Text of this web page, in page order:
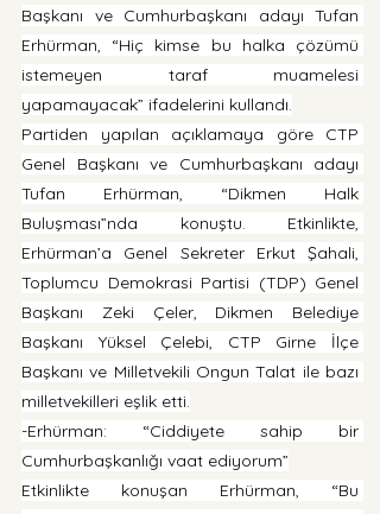
Başkanı ve Cumhurbaşkanı adayı Tufan
Erhürman, “Hiç kimse bu halka çözümü
istemeyen taraf muamelesi
yapamayacak” ifadelerini kullandı.
Partiden yapılan açıklamaya göre CTP
Genel Başkanı ve Cumhurbaşkanı adayı
Tufan Erhürman, “Dikmen Halk
Buluşması”nda konuştu. Etkinlikte,
Erhürman’a Genel Sekreter Erkut Şahali,
Toplumcu Demokrasi Partisi (TDP) Genel
Başkanı Zeki Çeler, Dikmen Belediye
Başkanı Yüksel Çelebi, CTP Girne İlçe
Başkanı ve Milletvekili Ongun Talat ile bazı
milletvekilleri eşlik etti.
-Erhürman: “Ciddiyete sahip bir
Cumhurbaşkanlığı vaat ediyorum”
Etkinlikte konuşan Erhürman, “Bu